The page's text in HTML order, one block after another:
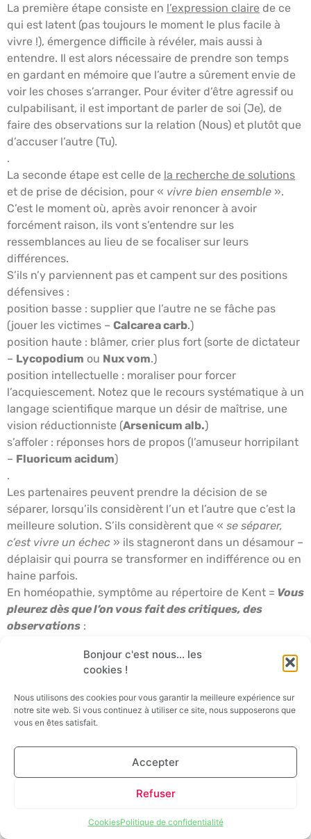
Bonjour c'est nous... les
cookies !
Nous utilisons des cookies pour vous garantir la meilleure expérience sur
notre site web. Si vous continuez à utiliser ce site, nous supposerons que
vous en êtes satisfait.
Accepter
Refuser
CookiesPolitique de confidentialité
La première étape consiste en l’expression claire de ce
qui est latent (pas toujours le moment le plus facile à
vivre !), émergence difficile à révéler, mais aussi à
entendre. Il est alors nécessaire de prendre son temps
en gardant en mémoire que l’autre a sûrement envie de
voir les choses s’arranger. Pour éviter d’être agressif ou
culpabilisant, il est important de parler de soi (Je), de
faire des observations sur la relation (Nous) et plutôt que
d’accuser l’autre (Tu).
.
La seconde étape est celle de la recherche de solutions
et de prise de décision, pour « vivre bien ensemble ».
C’est le moment où, après avoir renoncer à avoir
forcément raison, ils vont s’entendre sur les
ressemblances au lieu de se focaliser sur leurs
différences.
S’ils n’y parviennent pas et campent sur des positions
défensives :
position basse : supplier que l’autre ne se fâche pas
(jouer les victimes – Calcarea carb.)
position haute : blâmer, crier plus fort (sorte de dictateur
– Lycopodium ou Nux vom.)
position intellectuelle : moraliser pour forcer
l’acquiescement. Notez que le recours systématique à un
langage scientifique marque un désir de maîtrise, une
vision réductionniste (Arsenicum alb.)
s’affoler : réponses hors de propos (l’amuseur horripilant
– Fluoricum acidum)
.
Les partenaires peuvent prendre la décision de se
séparer, lorsqu’ils considèrent l’un et l’autre que c’est la
meilleure solution. S’ils considèrent que « se séparer,
c’est vivre un échec » ils stagneront dans un désamour –
déplaisir qui pourra se transformer en indifférence ou en
haine parfois.
En homéopathie, symptôme au répertoire de Kent = Vous
pleurez dès que l’on vous fait des critiques, des
observations :
Ignatia, Natrum mur., Nitricum acid.,
Platina, Staphysagria
En homéopathie, symptôme au répertoire de Kent =
êtes facilement en colère si on vous contredit:
(2)Arsenicum alb., Aurum, Calcarea carb., Causticum,
Anacardium, Chamomilla, Hepar sulf., Hyosciamus,
Sulfur, Petroleum, Platina, Staphysagria
communication, mise au service de l’approfondissement